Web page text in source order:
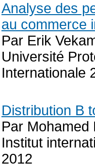
Analyse des
au commerce
Par Erik
Université
Internationale
Distribution B
Par Mohamed
Institut
2012